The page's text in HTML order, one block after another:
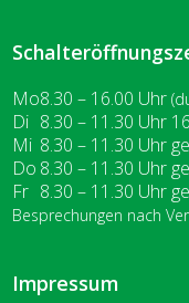
Wochentag Vormittag
Montag
8.30 – 16.00 Uhr
Dienstag
8.30 – 11.30 Uhr
Mittwoch
8.30 – 11.30 Uhr
Do nnerstag
8.30 – 11.30 Uhr
Freitag
8.30 – 11.30 Uhr
Besprechungen nach
Impressum